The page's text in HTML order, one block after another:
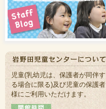
児童(乳幼児は、保護者が同伴す
る場合に限る)及び児童の保護者
様にご利用いただけます。